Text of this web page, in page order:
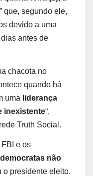
que, segundo ele,
devido a uma
dias antes de
chacota no
quando há
uma liderança
inexistente“,
Truth Social.
FBI e os
democratas não
o presidente eleito.